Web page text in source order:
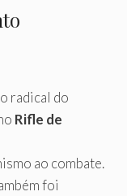
radical do
Rifle de
ao combate.
foi